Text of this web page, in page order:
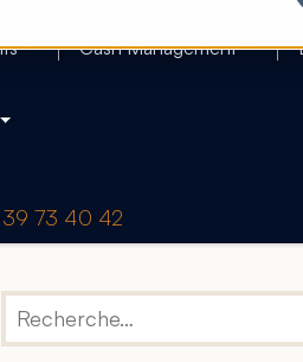
Cash Management
39 73 40 42